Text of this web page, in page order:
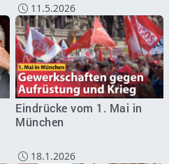
11.5.2026
Eindrücke vom 1. Mai in
München
18.1.2026